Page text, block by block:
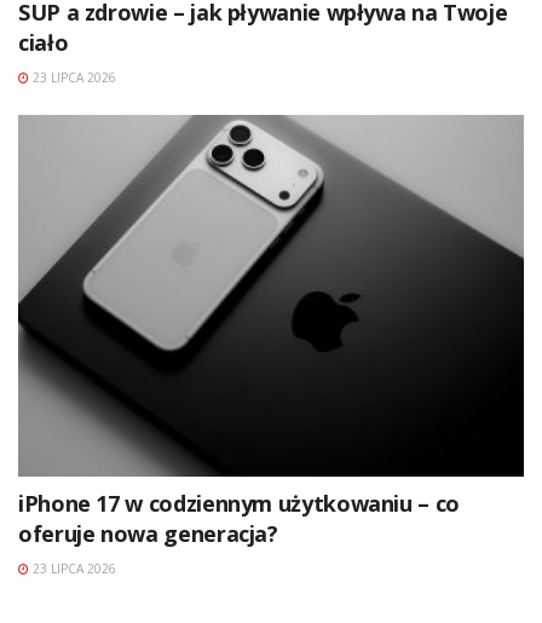
SUP a zdrowie – jak pływanie wpływa na Twoje
ciało
23 LIPCA 2026
iPhone 17 w codziennym użytkowaniu – co
oferuje nowa generacja?
23 LIPCA 2026